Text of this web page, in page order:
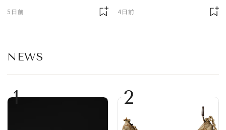
ゲット【＃SPURおやつ
5日前 4日前
NEWS
1 2